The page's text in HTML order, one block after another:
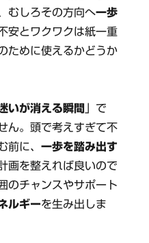
むしろその方向へ一歩
安とワクワクは紙一重
ために使えるかどうか
いが消える瞬間
」で
ん。頭で考えすぎて不
前に、一歩を踏み出す
画を整えれば良いので
のチャンスやサポート
ルギーを生み出しま